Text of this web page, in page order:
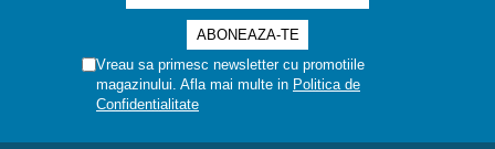
Vreau sa primesc newsletter cu promotiile
magazinului. Afla mai multe in Politica de
Confidentialitate